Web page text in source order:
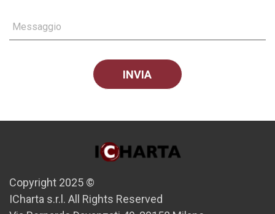
Messaggio
Copyright 2025 ©
ICharta s.r.l. All Rights Reserved